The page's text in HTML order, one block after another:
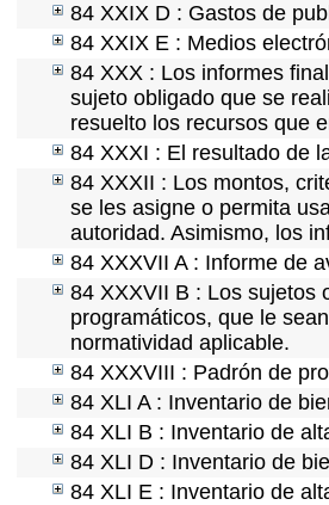
84 XXIX D : Gastos de
84 XXIX E : Medios
84 XXX : Los informes
sujeto obligado que se
resuelto los recursos que
84 XXXI : El resultado de
84 XXXII : Los montos,
se les asigne o permita
autoridad. Asimismo, los
84 XXXVII A : Informe de
84 XXXVII B : Los sujetos
programáticos, que le
normatividad aplicable.
84 XXXVIII : Padrón de
84 XLI A : Inventario de
84 XLI B : Inventario de
84 XLI D : Inventario de
84 XLI E : Inventario de